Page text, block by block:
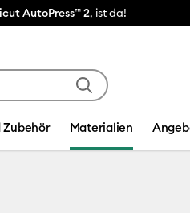
AutoPress™ 2, ist da!
Zubehör Materialien